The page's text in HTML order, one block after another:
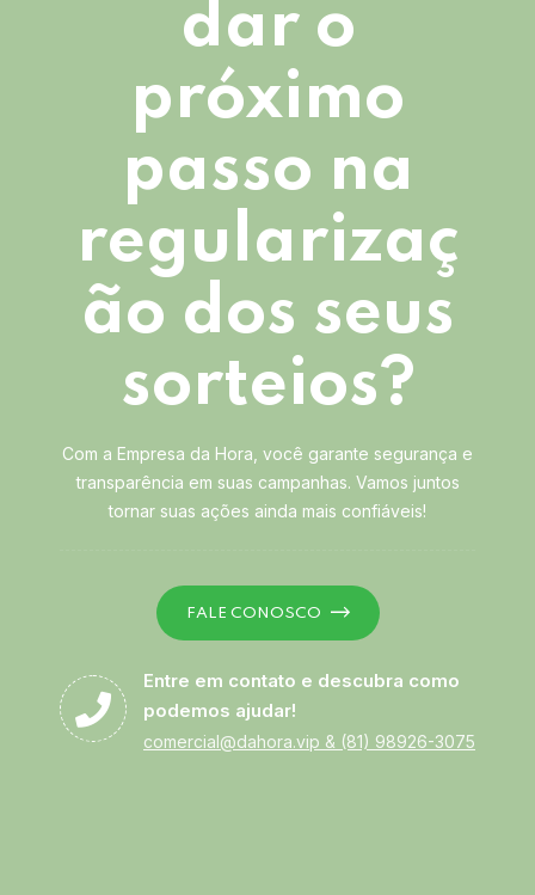
dar o
próximo
passo na
regularizaç
ão dos seus
sorteios?
Com a Empresa da Hora, você garante segurança e
transparência em suas campanhas. Vamos juntos
tornar suas ações ainda mais confiáveis!
FALE CONOSCO
Entre em contato e descubra como
podemos ajudar!
comercial@dahora.vip & (81) 98926-3075